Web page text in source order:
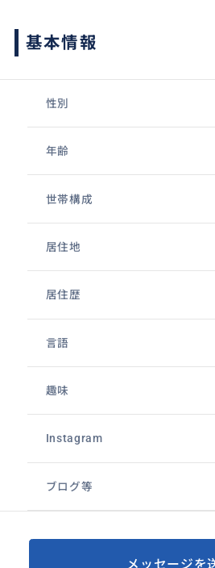
基本情報
性別
年齢
世帯構成
居住地
居住歴
言語
趣味
Instagram
ブログ等
メッセージを